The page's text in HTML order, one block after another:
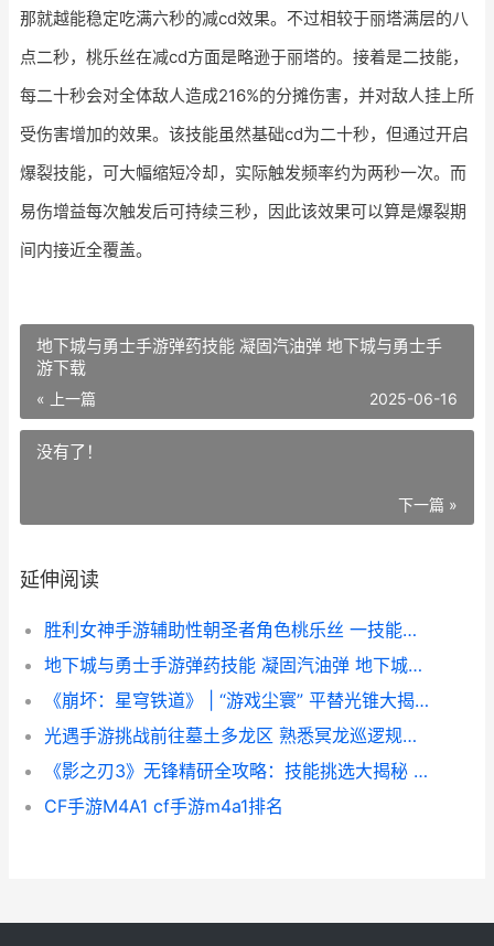
那就越能稳定吃满六秒的减cd效果。不过相较于丽塔满层的八
点二秒，桃乐丝在减cd方面是略逊于丽塔的。接着是二技能，
每二十秒会对全体敌人造成216%的分摊伤害，并对敌人挂上所
受伤害增加的效果。该技能虽然基础cd为二十秒，但通过开启
爆裂技能，可大幅缩短冷却，实际触发频率约为两秒一次。而
易伤增益每次触发后可持续三秒，因此该效果可以算是爆裂期
间内接近全覆盖。
地下城与勇士手游弹药技能 凝固汽油弹 地下城与勇士手
游下载
« 上一篇 2025-06-16
没有了！
下一篇 »
延伸阅读
胜利女神手游辅助性朝圣者角色桃乐丝 一技能减cd触发方式得到优化 胜利女神 手游
地下城与勇士手游弹药技能 凝固汽油弹 地下城与勇士手游下载
《崩坏：星穹铁道》 | “游戏尘寰” 平替光锥大揭秘 《崩坏:星穹铁道》
光遇手游挑战前往墓土多龙区 熟悉冥龙巡逻规律 光遇挑战第四关
《影之刃3》无锋精研全攻略：技能挑选大揭秘 影之刃3无cd
CF手游M4A1 cf手游m4a1排名